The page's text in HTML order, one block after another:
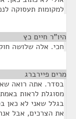
למקומות תעסוקה
היו"ר חיים כץ
חכי. אלה שלושה
מרים פיירברג
בסדר. אתה רואה
מסוגלת לראות
בגלל שאני לא כאן
את הצרכים, אבל